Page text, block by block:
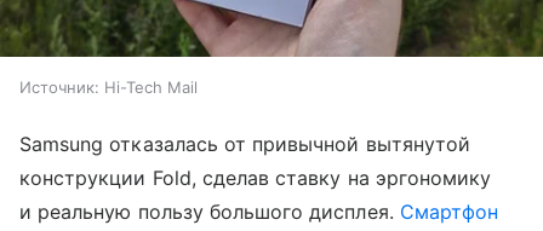
Источник: Hi-Tech Mail
Samsung отказалась от привычной вытянутой
конструкции Fold, сделав ставку на эргономику
и реальную пользу большого дисплея. Смартфон